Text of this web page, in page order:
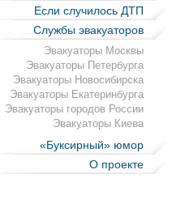
Если случилось ДТП
Службы эвакуаторов
Эвакуаторы Москвы
Эвакуаторы Петербурга
Эвакуаторы Новосибирска
Эвакуаторы Екатеринбурга
Эвакуаторы городов России
Эвакуаторы Киева
«Буксирный» юмор
О проекте